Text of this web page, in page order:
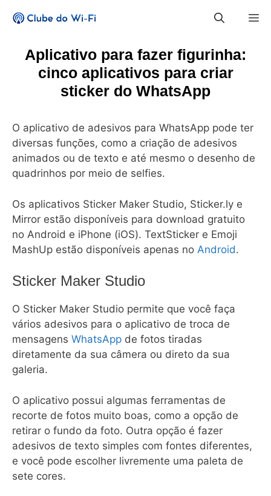
para
conteúdoAplicativo para fazer figurinha:
cinco aplicativos para criar
sticker do WhatsApp
O aplicativo de adesivos para WhatsApp pode ter
diversas funções, como a criação de adesivos
animados ou de texto e até mesmo o desenho de
quadrinhos por meio de selfies.
Os aplicativos Sticker Maker Studio, Sticker.ly e
Mirror estão disponíveis para download gratuito
no Android e iPhone (iOS). TextSticker e Emoji
MashUp estão disponíveis apenas no Android.
Sticker Maker Studio
O Sticker Maker Studio permite que você faça
vários adesivos para o aplicativo de troca de
mensagens WhatsApp de fotos tiradas
diretamente da sua câmera ou direto da sua
galeria.
O aplicativo possui algumas ferramentas de
recorte de fotos muito boas, como a opção de
retirar o fundo da foto. Outra opção é fazer
adesivos de texto simples com fontes diferentes,
e você pode escolher livremente uma paleta de
sete cores.